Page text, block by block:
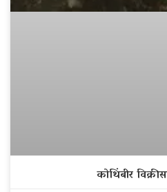
कोथिंबीर